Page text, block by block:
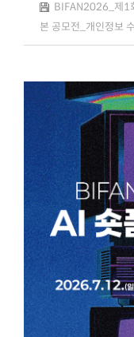
BIFAN2026_제1
본 공모전_개인정보